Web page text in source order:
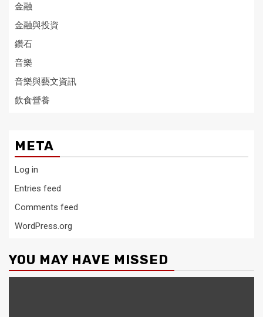
金融
金融與投資
鑽石
音樂
音樂與藝文資訊
飲食營養
META
Log in
Entries feed
Comments feed
WordPress.org
YOU MAY HAVE MISSED